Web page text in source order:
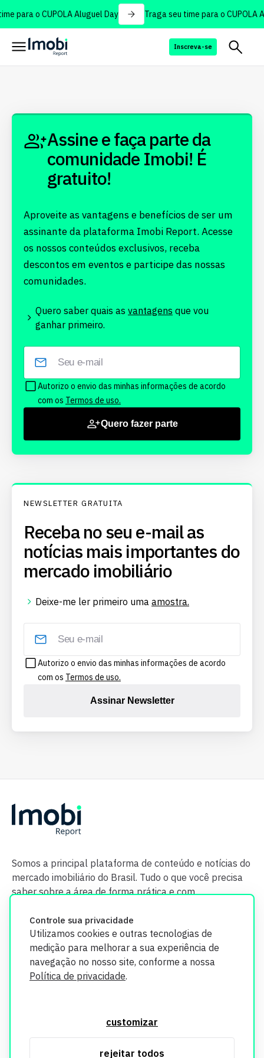
para o CUPOLA Aluguel Day Traga seu time para o CUPOLA
Inscreva-se
Controle sua privacidade
Utilizamos cookies e outras tecnologias de
medição para melhorar a sua experiência de
navegação no nosso site, conforme a nossa
Política de privacidade.
customizar
rejeitar todos
Assine e faça parte da
comunidade Imobi! É
gratuito!
Aproveite as vantagens e benefícios de ser um
assinante da plataforma Imobi Report. Acesse
os nossos conteúdos exclusivos, receba
descontos em eventos e participe das nossas
comunidades.
Quero saber quais as vantagens que vou
ganhar primeiro.
Autorizo o envio das minhas informações de acordo
com os Termos de uso.
Quero fazer parte
NEWSLETTER GRATUITA
Receba no seu e-mail as
notícias mais importantes do
mercado imobiliário
Deixe-me ler primeiro uma amostra.
Autorizo o envio das minhas informações de acordo
com os Termos de uso.
Assinar Newsletter
Somos a principal plataforma de conteúdo e notícias do
mercado imobiliário do Brasil. Tudo o que você precisa
saber sobre a área de forma prática e com
segurança. Todos os dados coletados em nosso site são
utilizados exclusivamente para fins de aprimoramento de
informações, consulte nossa Política de Privacidade.